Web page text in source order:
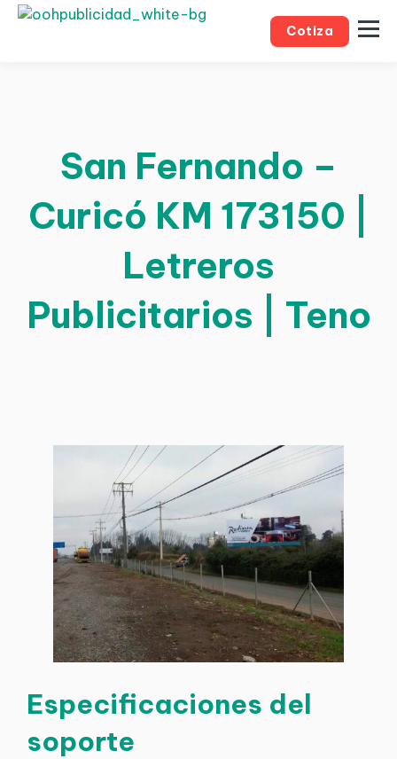
Cotiza
San Fernando –
Curicó KM 173150 |
Letreros
Publicitarios | Teno
Especificaciones del
soporte